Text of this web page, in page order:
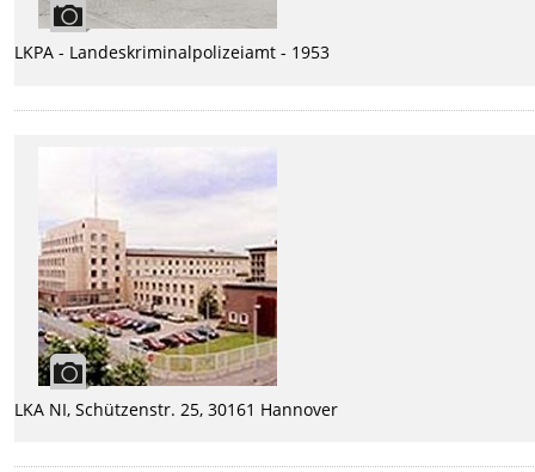
LKPA - Landeskriminalpolizeiamt - 1953
LKA NI, Schützenstr. 25, 30161 Hannover